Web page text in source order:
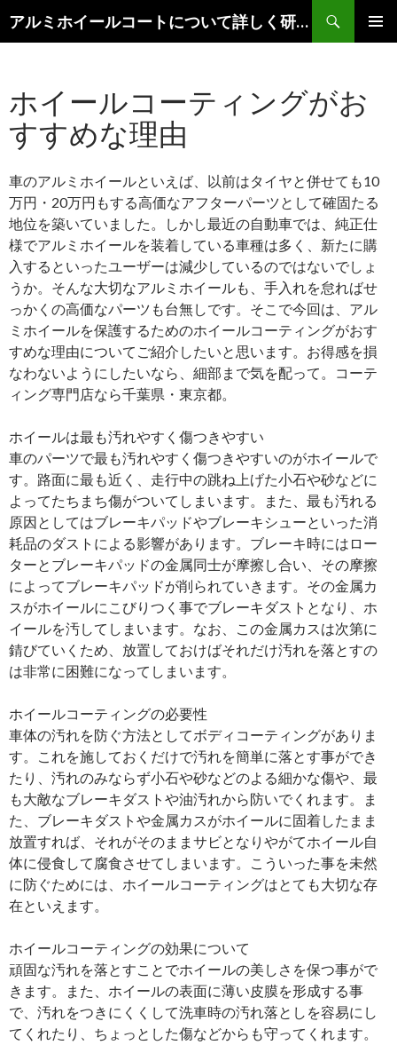
アルミホイールコートについて詳しく研究します。
索
ツ
へ
移
ホイールコーティングがお
すすめな理由
車のアルミホイールといえば、以前はタイヤと併せても10
万円・20万円もする高価なアフターパーツとして確固たる
地位を築いていました。しかし最近の自動車では、純正仕
様でアルミホイールを装着している車種は多く、新たに購
入するといったユーザーは減少しているのではないでしょ
うか。そんな大切なアルミホイールも、手入れを怠ればせ
っかくの高価なパーツも台無しです。そこで今回は、アル
ミホイールを保護するためのホイールコーティングがおす
すめな理由についてご紹介したいと思います。お得感を損
なわないようにしたいなら、細部まで気を配って。コーテ
ィング専門店なら千葉県・東京都。
ホイールは最も汚れやすく傷つきやすい
車のパーツで最も汚れやすく傷つきやすいのがホイールで
す。路面に最も近く、走行中の跳ね上げた小石や砂などに
よってたちまち傷がついてしまいます。また、最も汚れる
原因としてはブレーキパッドやブレーキシューといった消
耗品のダストによる影響があります。ブレーキ時にはロー
ターとブレーキパッドの金属同士が摩擦し合い、その摩擦
によってブレーキパッドが削られていきます。その金属カ
スがホイールにこびりつく事でブレーキダストとなり、ホ
イールを汚してしまいます。なお、この金属カスは次第に
錆びていくため、放置しておけばそれだけ汚れを落とすの
は非常に困難になってしまいます。
ホイールコーティングの必要性
車体の汚れを防ぐ方法としてボディコーティングがありま
す。これを施しておくだけで汚れを簡単に落とす事ができ
たり、汚れのみならず小石や砂などのよる細かな傷や、最
も大敵なブレーキダストや油汚れから防いでくれます。ま
た、ブレーキダストや金属カスがホイールに固着したまま
放置すれば、それがそのままサビとなりやがてホイール自
体に侵食して腐食させてしまいます。こういった事を未然
に防ぐためには、ホイールコーティングはとても大切な存
在といえます。
ホイールコーティングの効果について
頑固な汚れを落とすことでホイールの美しさを保つ事がで
きます。また、ホイールの表面に薄い皮膜を形成する事
で、汚れをつきにくくして洗車時の汚れ落としを容易にし
てくれたり、ちょっとした傷などからも守ってくれます。